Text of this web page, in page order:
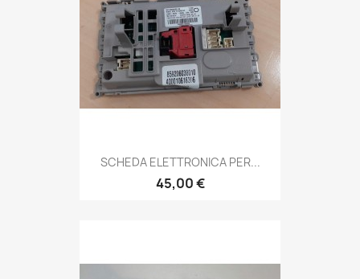
SCHEDA ELETTRONICA PER...
45,00 €